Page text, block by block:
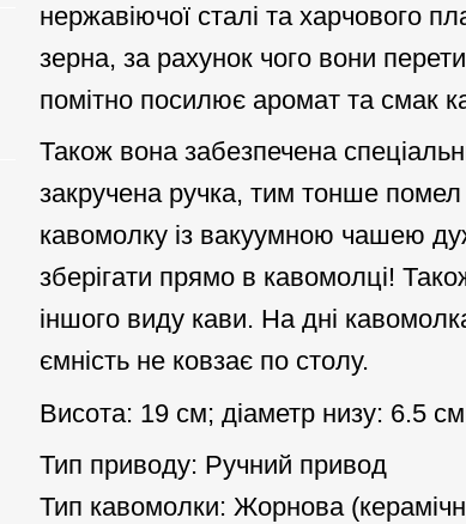
нержавіючої сталі та харчового
зерна, за рахунок чого вони
помітно посилює аромат та смак
Також вона забезпечена
закручена ручка, тим тонше
кавомолку із вакуумною чашею
зберігати прямо в кавомолці!
іншого виду кави. На дні
ємність не ковзає по столу.
Висота: 19 см; діаметр низу: 6.5
Тип приводу: Ручний привод
Тип кавомолки: Жорнова